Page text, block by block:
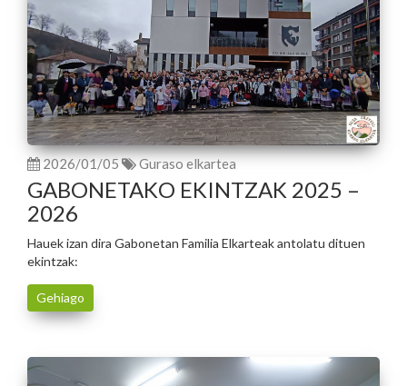
2026/01/05 Guraso elkartea
GABONETAKO EKINTZAK 2025 –
2026
Hauek izan dira Gabonetan Familia Elkarteak antolatu dituen
ekintzak:
Gehiago